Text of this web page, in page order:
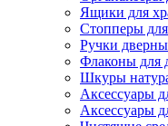
Ящики для
Стопперы
Ручки
Флаконы для
Шкуры
Аксессуары
Аксессуары